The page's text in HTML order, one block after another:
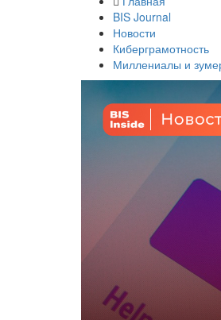
BIS Journal
Новости
Киберграмотность
Миллениалы и